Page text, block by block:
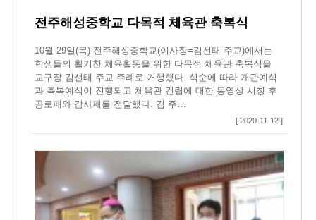
전주해성중학교 다목적 체육관 축복식
10월 29일(목) 전주해성중학교(이사장=김선태 주교)에서는
학생들의 활기찬 체육활동을 위한 다목적 체육관 축복식을
교구장 김선태 주교 주례로 거행했다. 식순에 따라 개관예식
과 축복예식이 진행되고 체육관 건립에 대한 동영상 시청 후
공로패와 감사패를 전달했다. 김 주…
[ 2020-11-12 ]